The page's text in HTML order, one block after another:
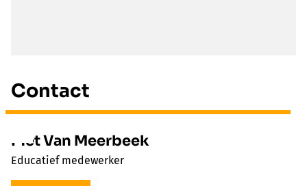
Contact
Piet Van Meerbeek
Educatief medewerker